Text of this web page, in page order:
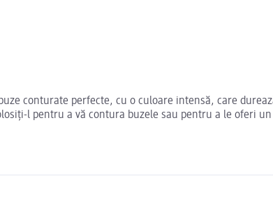
conturate perfecte, cu o culoare intensă, care
l pentru a vă contura buzele sau pentru a le oferi un